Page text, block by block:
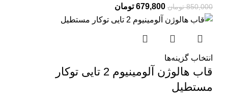
850,000 تومان 679,800 تومان
انتخاب گزینه‌ها
قاب هالوژن آلومینیوم 2 تایی توکار
مستطیل